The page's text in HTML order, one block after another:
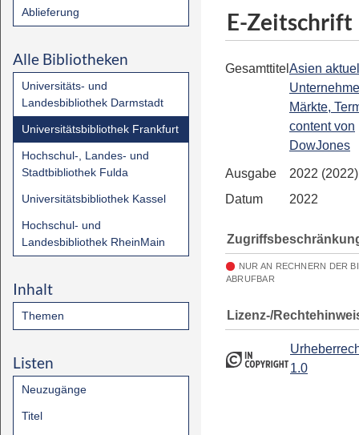
Ablieferung
Alle Bibliotheken
Universitäts- und
Landesbibliothek Darmstadt
Universitätsbibliothek Frankfurt
Hochschul-, Landes- und
Stadtbibliothek Fulda
Universitätsbibliothek Kassel
Hochschul- und
Landesbibliothek RheinMain
Inhalt
Themen
Listen
Neuzugänge
Titel
E-Zeitschrift
Gesamttitel Asien
Märkte,
content von
DowJones
Ausgabe
2022
Datum
2022
NUR AN RECHNERN DER
ABRUFBAR
Lizenz-/
1.0